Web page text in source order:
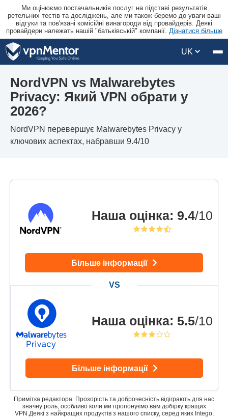
Ми оцінюємо постачальників послуг на підставі результатів
ретельних тестів та досліджень, але ми також беремо до уваги ваші
відгуки та пов'язані комісійні винагороди від провайдерів. Деякі
провайдери належать нашій "батьківській" компанії. Дізнатися більше
UK
NordVPN vs Malwarebytes
Privacy: Який VPN обрати у
2026?
NordVPN перевершує Malwarebytes Privacy у
ключових аспектах, набравши 9.4/10
Наша оцінка: 9.4/10
Більше інформації
Наша оцінка: 5.5/10
Більше інформації
Примітка редактора: Прозорість та доброчесність відіграють для нас
значну роль, особливо коли ми пропонуємо вам добірку кращих
VPN.Деякі з найкращих продуктів з нашого списку, серед яких Intego,